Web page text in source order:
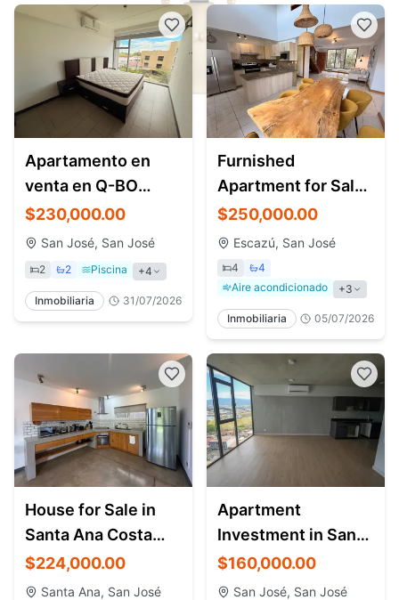
Apartamento en
venta en Q-BO
Skyhomes
Rohrmoser |2
$230,000.00
San José, San José
2 2 Piscina +4
Inmobiliaria 31/07/2026
Furnished
Apartment for Sale
and Rent in Escazú
near La Paco
$250,000.00
Escazú, San José
4
4
Aire acondicionado
+3
Inmobiliaria 05/07/2026
House for Sale in
Santa Ana Costa
Rica | Airbnb
Investment
$224,000.00
Santa Ana, San José
Apartment
Investment in San
José Costa Rica |
Torre Babylon
$160,000.00
San José, San José